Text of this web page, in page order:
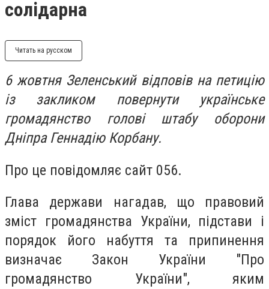
солідарна
Читать на русском
6 жовтня Зеленський відповів на петицію
із закликом повернути українське
громадянство голові штабу оборони
Дніпра Геннадію Корбану.
Про це повідомляє сайт 056.
Глава держави нагадав, що правовий
зміст громадянства України, підстави і
порядок його набуття та припинення
визначає Закон України "Про
громадянство України", яким